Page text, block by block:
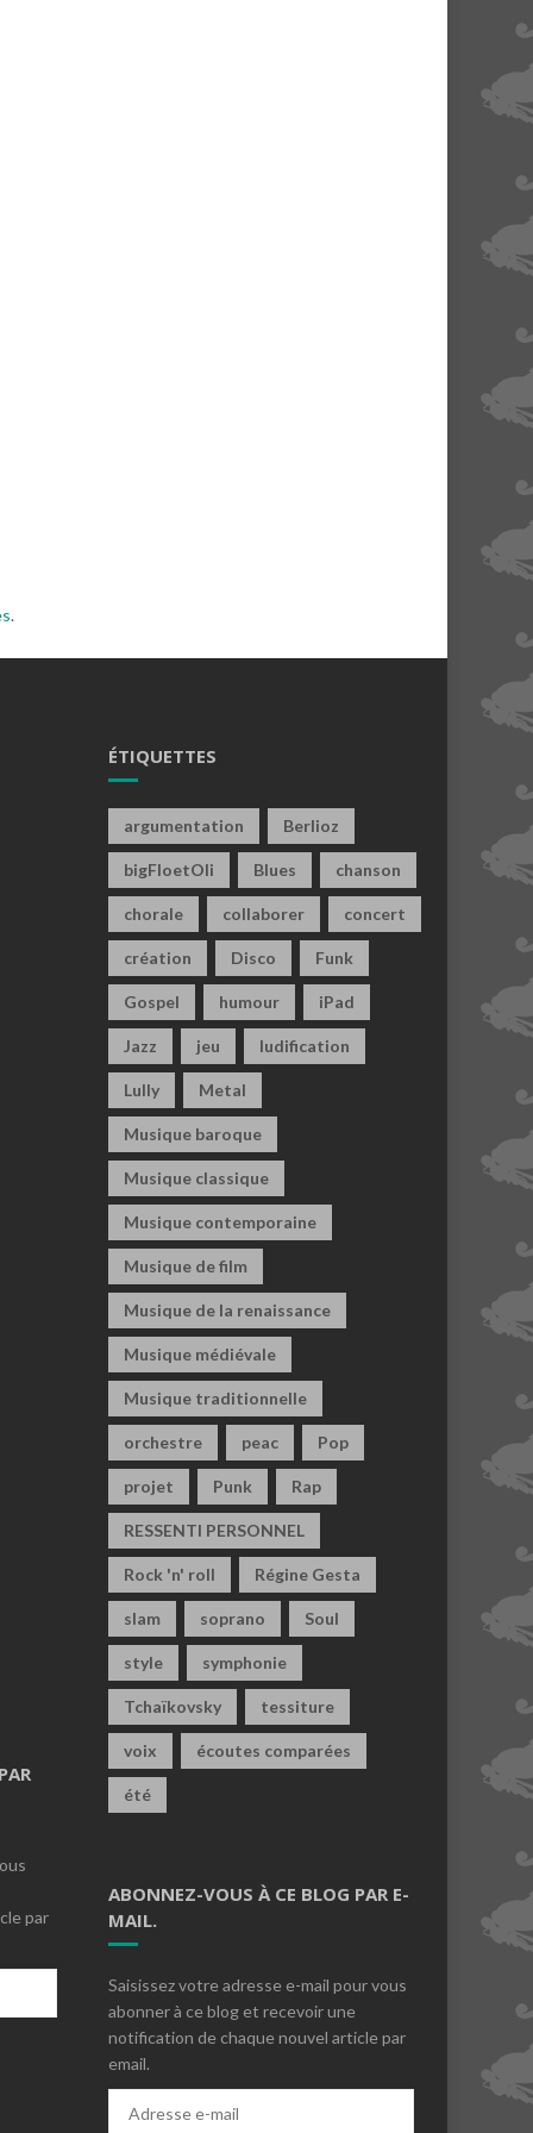
.
par
ÉTIQUETTES
argumentation Berlioz
bigFloetOli Blues chanson
chorale collaborer concert
création Disco Funk
Gospel humour iPad
Jazz jeu ludification
Lully Metal
Musique baroque
Musique classique
Musique contemporaine
Musique de film
Musique de la renaissance
Musique médiévale
Musique traditionnelle
orchestre peac Pop
projet Punk Rap
RESSENTI PERSONNEL
Rock 'n' roll Régine Gesta
slam soprano Soul
style symphonie
Tchaïkovsky tessiture
voix écoutes comparées
été
ABONNEZ-VOUS À CE BLOG PAR E-
MAIL.
Saisissez votre adresse e-mail pour vous
abonner à ce blog et recevoir une
notification de chaque nouvel article par
email.